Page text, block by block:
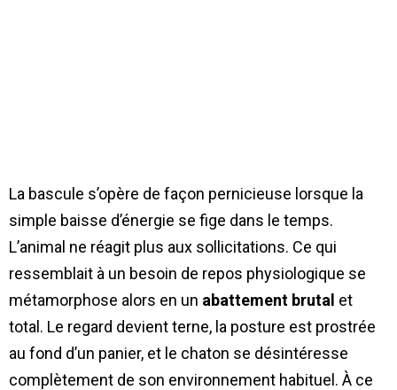
La bascule s’opère de façon pernicieuse lorsque la
simple baisse d’énergie se fige dans le temps.
L’animal ne réagit plus aux sollicitations. Ce qui
ressemblait à un besoin de repos physiologique se
métamorphose alors en un abattement brutal et
total. Le regard devient terne, la posture est prostrée
au fond d’un panier, et le chaton se désintéresse
complètement de son environnement habituel. À ce